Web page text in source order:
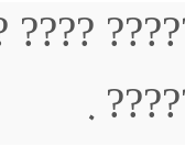
???